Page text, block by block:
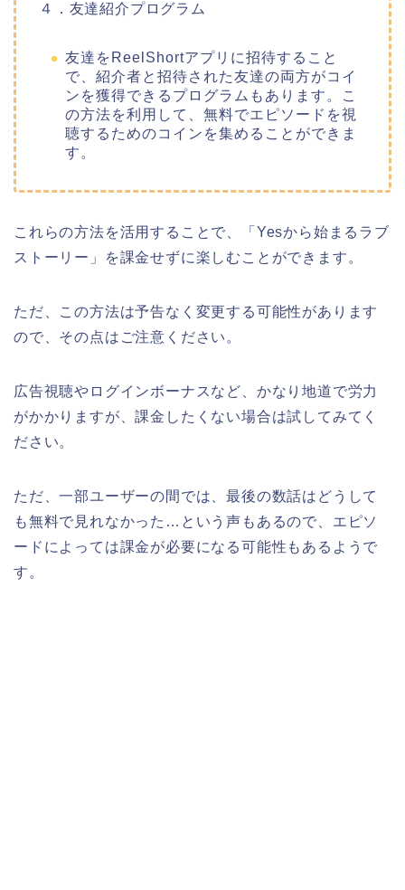
４．友達紹介プログラム
友達をReelShortアプリに招待すること
で、紹介者と招待された友達の両方がコイ
ンを獲得できるプログラムもあります。こ
の方法を利用して、無料でエピソードを視
聴するためのコインを集めることができま
す。
これらの方法を活用することで、
「Yesから始まるラブ
ストーリー」
を課金せずに楽しむことができます。
ただ、この方法は予告なく変更する可能性があります
ので、その点はご注意ください。
広告視聴やログインボーナスなど、かなり地道で労力
がかかりますが、課金したくない場合は試してみてく
ださい。
ただ、一部ユーザーの間では、最後の数話はどうして
も無料で見れなかった…という声もあるので、エピソ
ードによっては課金が必要になる可能性もあるようで
す。